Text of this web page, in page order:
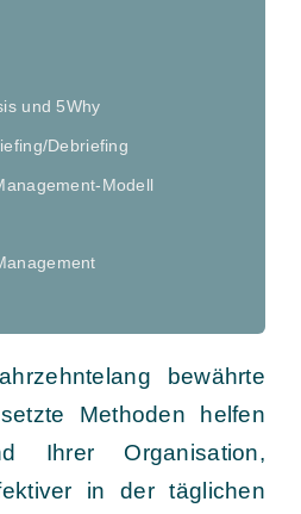
und 5Why
Debriefing
Modell
bewährte
Methoden helfen
Ihrer Organisation,
in der täglichen